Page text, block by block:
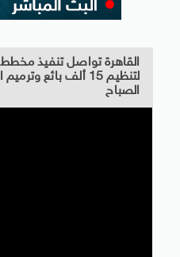
القاهرة تواصل تنفيذ
لتنظيم 15 ألف بائع
الصباح